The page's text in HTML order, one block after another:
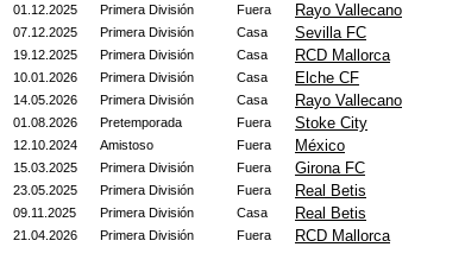
01.12.2025 Primera División Fuera Rayo Vallecano
07.12.2025 Primera División Casa Sevilla FC
19.12.2025 Primera División Casa RCD Mallorca
10.01.2026 Primera División Casa Elche CF
14.05.2026 Primera División Casa Rayo Vallecano
01.08.2026 Pretemporada Fuera Stoke City
12.10.2024 Amistoso Fuera México
15.03.2025 Primera División Fuera Girona FC
23.05.2025 Primera División Fuera Real Betis
09.11.2025 Primera División Casa Real Betis
21.04.2026 Primera División Fuera RCD Mallorca